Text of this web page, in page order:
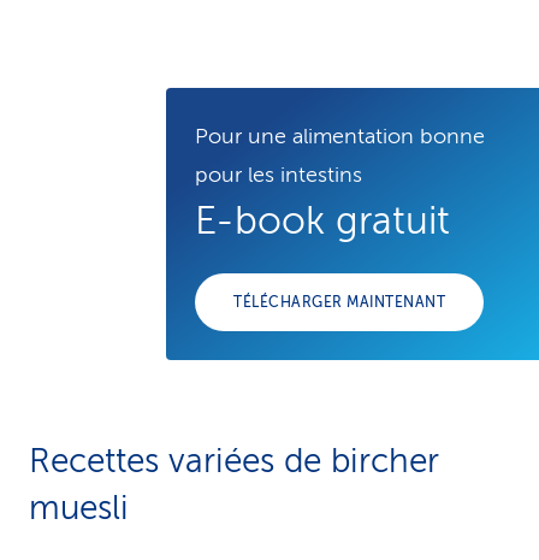
Pour une alimentation bonne
pour les intestins
E-book gratuit
TÉLÉCHARGER MAINTENANT
Recettes variées de bircher
muesli